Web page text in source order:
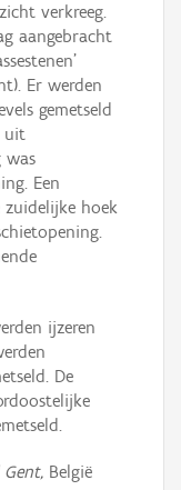
verkreeg.
aangebracht
Er werden
gemetseld
uit
was
Een
hoek
ijzeren
De
België